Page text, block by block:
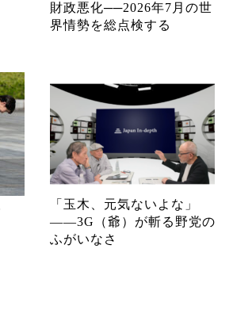
財政悪化──2026年7月の世
界情勢を総点検する
「玉木、元気ないよな」
――3G（爺）が斬る野党の
ふがいなさ